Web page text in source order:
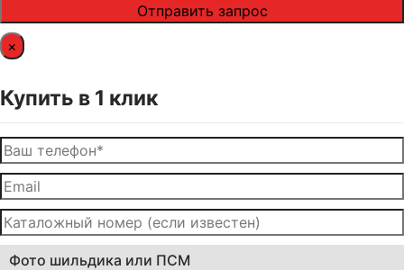
×
Купить в 1 клик
Фото шильдика или ПСМ